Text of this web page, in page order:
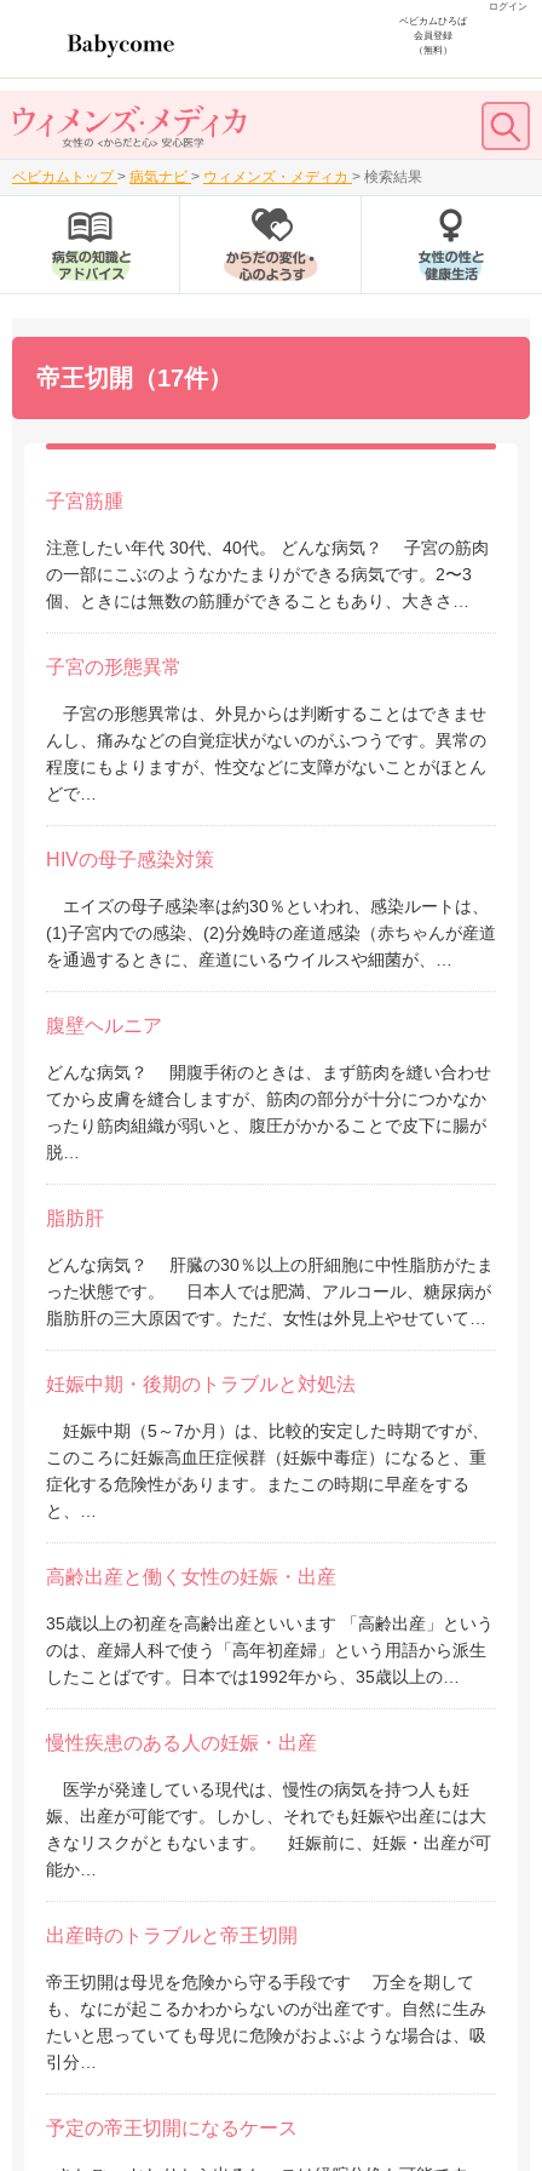
ログイン
ベビカムひろば
会員登録
（無料）
ベビカムトップ > 病気ナビ > ウィメンズ・メディカ > 検索結果
帝王切開（17件）
子宮筋腫
注意したい年代 30代、40代。 どんな病気？ 子宮の筋肉
の一部にこぶのようなかたまりができる病気です。2〜3
個、ときには無数の筋腫ができることもあり、大きさ…
子宮の形態異常
子宮の形態異常は、外見からは判断することはできませ
んし、痛みなどの自覚症状がないのがふつうです。異常の
程度にもよりますが、性交などに支障がないことがほとん
どで…
HIVの母子感染対策
エイズの母子感染率は約30％といわれ、感染ルートは、
(1)子宮内での感染、(2)分娩時の産道感染（赤ちゃんが産道
を通過するときに、産道にいるウイルスや細菌が、…
腹壁ヘルニア
どんな病気？ 開腹手術のときは、まず筋肉を縫い合わせ
てから皮膚を縫合しますが、筋肉の部分が十分につかなか
ったり筋肉組織が弱いと、腹圧がかかることで皮下に腸が
脱…
脂肪肝
どんな病気？ 肝臓の30％以上の肝細胞に中性脂肪がたま
った状態です。 日本人では肥満、アルコール、糖尿病が
脂肪肝の三大原因です。ただ、女性は外見上やせていて…
妊娠中期・後期のトラブルと対処法
妊娠中期（5～7か月）は、比較的安定した時期ですが、
このころに妊娠高血圧症候群（妊娠中毒症）になると、重
症化する危険性があります。またこの時期に早産をする
と、…
高齢出産と働く女性の妊娠・出産
35歳以上の初産を高齢出産といいます 「高齢出産」という
のは、産婦人科で使う「高年初産婦」という用語から派生
したことばです。日本では1992年から、35歳以上の…
慢性疾患のある人の妊娠・出産
医学が発達している現代は、慢性の病気を持つ人も妊
娠、出産が可能です。しかし、それでも妊娠や出産には大
きなリスクがともないます。 妊娠前に、妊娠・出産が可
能か…
出産時のトラブルと帝王切開
帝王切開は母児を危険から守る手段です 万全を期して
も、なにが起こるかわからないのが出産です。自然に生み
たいと思っていても母児に危険がおよぶような場合は、吸
引分…
予定の帝王切開になるケース